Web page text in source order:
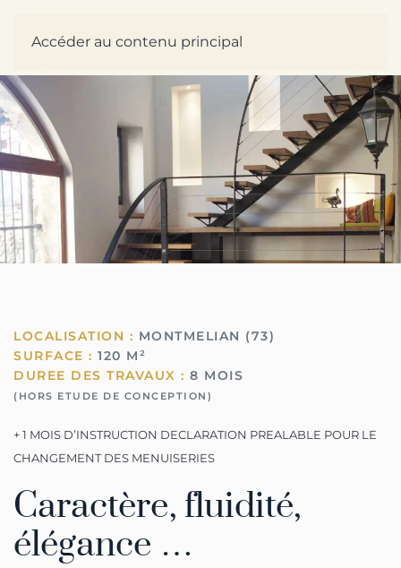
Accéder au contenu principal
LOCALISATION : MONTMELIAN (73)
SURFACE : 120 M²
DUREE DES TRAVAUX : 8 MOIS
(HORS ETUDE DE CONCEPTION)
+ 1 MOIS D’INSTRUCTION DECLARATION PREALABLE POUR LE
CHANGEMENT DES MENUISERIES
Caractère, fluidité,
élégance …